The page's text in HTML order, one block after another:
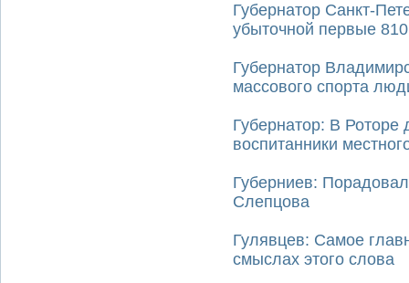
Губернатор Санкт-
убыточной первые
Губернатор
массового спорта
Губернатор: В Роторе
воспитанники
Губерниев:
Слепцова
Гулявцев: Самое
смыслах этого слова